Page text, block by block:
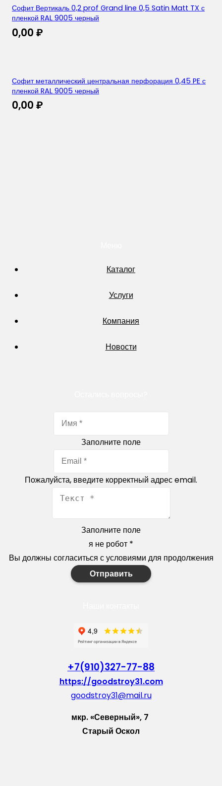
Софит Вертикаль 0,2 prof Grand line 0,5 Satin Matt TX с
пленкой RAL 9005 черный
0,00 ₽
Софит металлический центральная перфорация 0,45 PE с
пленкой RAL 9005 черный
0,00 ₽
Каталог
Услуги
Компания
Новости
Заполните поле
Пожалуйста, введите корректный адрес email.
Заполните поле
я не робот *
Вы должны согласиться с условиями для продолжения
Отправить
+7(910)327-77-88
https://goodstroy31.com
goodstroy31@mail.ru
мкр. «Северный», 7
Старый Оскол